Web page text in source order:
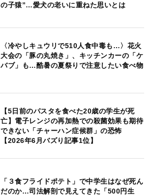
の子猿”…愛犬の老いに重ねた思いとは
〈冷やしキュウリで510人食中毒も…〉花火
大会の「豚の丸焼き」、キッチンカーの「ケ
バブ」も…酷暑の夏祭りで注意したい食べ物
【5日前のパスタを食べた20歳の学生が死
亡】電子レンジの再加熱での殺菌効果も期待
できない「チャーハン症候群」の恐怖
【2026年6月バズり記事1位】
「３食フライドポテト」で中学生はなぜ死ん
だのか…司法解剖で見えてきた「500円生